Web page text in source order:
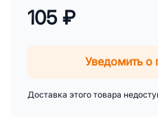
105 ₽
Уведомить о
Доставка этого товара